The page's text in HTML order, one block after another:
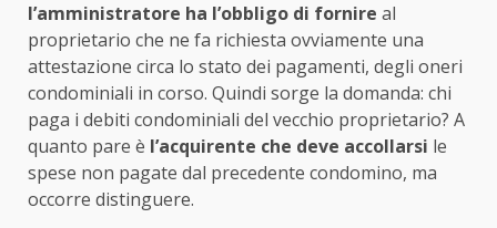
l’amministratore ha l’obbligo di fornire al
proprietario che ne fa richiesta ovviamente una
attestazione circa lo stato dei pagamenti, degli oneri
condominiali in corso. Quindi sorge la domanda: chi
paga i debiti condominiali del vecchio proprietario? A
quanto pare è l’acquirente che deve accollarsi le
spese non pagate dal precedente condomino, ma
occorre distinguere.